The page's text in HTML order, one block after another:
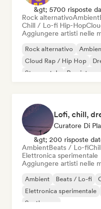
&gt; 5700 risposte
Rock alternativoAmbient
Chill / Lo-fi Hip-Hop
Aggiungere artisti nelle
Rock alternativo
Cloud Rap / Hip Hop
Strumentale
Pop
Curatore Di
&gt; 200 risposte
AmbientBeats / Lo-fi
Elettronica sperimentale
Aggiungere artisti nelle
Ambient Beats / Lo-fi
Elettronica sperimentale
Synthwave